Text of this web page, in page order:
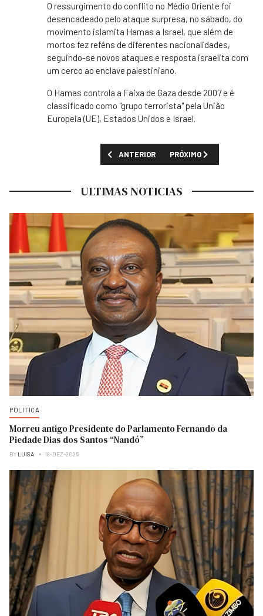
O ressurgimento do conflito no Médio Oriente foi
desencadeado pelo ataque surpresa, no sábado, do
movimento islamita Hamas a Israel, que além de
mortos fez reféns de diferentes nacionalidades,
seguindo-se novos ataques e resposta israelita com
um cerco ao enclave palestiniano.
O Hamas controla a Faixa de Gaza desde 2007 e é
classificado como "grupo terrorista" pela União
Europeia (UE), Estados Unidos e Israel.
ARTIGO ANTERIOR: MPLA E PHA TRAVAM
ANTERIOR PRÓXIMO ARTIGO:
PRÓXIMO
ULTIMAS NOTICIAS
POLITICA
Morreu antigo Presidente do Parlamento Fernando da
Piedade Dias dos Santos “Nandó”
BY LUISA 18-DEZ-2025